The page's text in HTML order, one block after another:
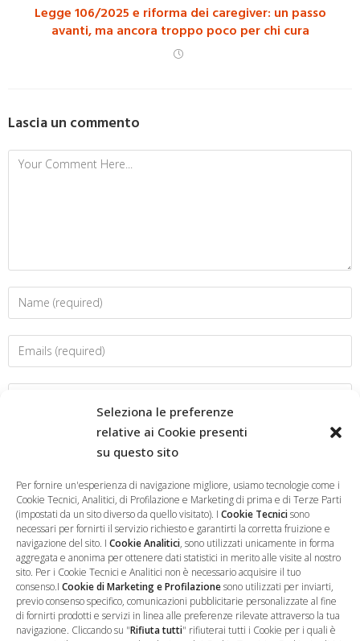
Seleziona le preferenze
relative ai Cookie presenti
su questo sito
Per fornire un'esperienza di navigazione migliore, usiamo tecnologie come i
Cookie Tecnici, Analitici, di Profilazione e Marketing di prima e di Terze Parti
(impostati da un sito diverso da quello visitato). I Cookie Tecnicisono
necessari per fornirti il servizio richiesto e garantirti la corretta fruizione e
navigazione del sito. I Cookie Analitici, sono utilizzati unicamente in forma
aggregata e anonima per ottenere dati statistici in merito alle visite al nostro
sito. Per i Cookie Tecnici e Analitici non è necessario acquisire il tuo
consenso.I Cookie di Marketing e Profilazionesono utilizzati per inviarti,
previo consenso specifico, comunicazioni pubblicitarie personalizzate al fine
di fornirti prodotti e servizi in linea alle preferenze rilevate attraverso la tua
navigazione. Cliccando su "Rifiuta tutti" rifiuterai tutti i Cookie per i quali è
Legge 106/2025 e riforma dei caregiver: un passo
avanti, ma ancora troppo poco per chi cura
Lascia un commento
Salva il mio nome, email e sito web in questo browser per la
prossima volta che commento.